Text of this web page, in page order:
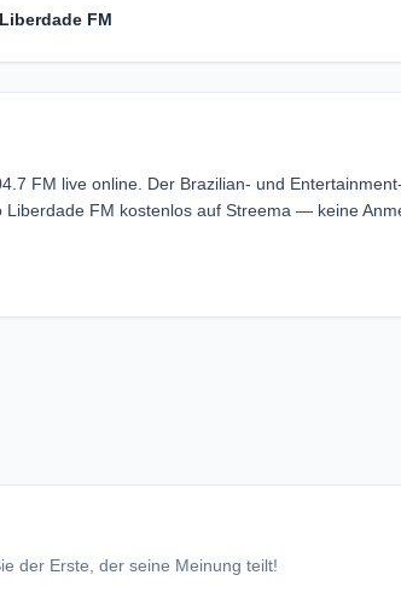
FM
FM live online. Der Brazilian- und
Liberdade FM kostenlos auf Streema — keine
der Erste, der seine Meinung teilt!